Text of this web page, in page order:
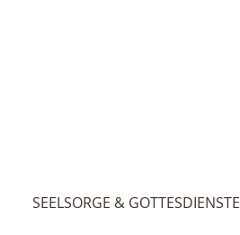
SEELSORGE & GOTTESDIENSTE